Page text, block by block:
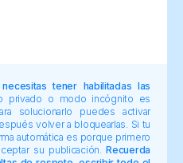
tener habilitadas las
privado o modo incógnito es
solucionarlo puedes activar
volver a bloquearlas. Si tu
automática es porque primero
su publicación.Recuerda